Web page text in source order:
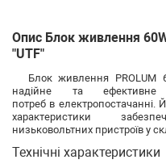
Опис Блок живлення
"UTF"
Блок живлення PROLUM
надійне та ефективне
потреб в електропостачанні.
характеристики
низьковольтних пристроїв у
Технічні характеристики